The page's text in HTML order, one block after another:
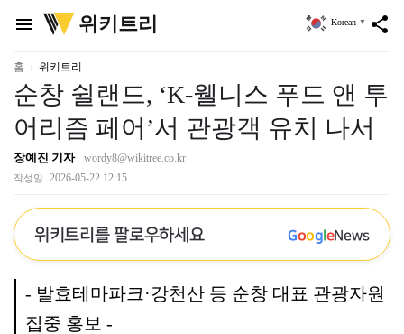
menu
위
키
리
위키트리 share
Korean ▼
홈 위키트리
순창 쉴랜드, ‘K-웰니스 푸드 앤 투
어리즘 페어’서 관광객 유치 나서
장예진 기자 wordy8@wikitree.co.kr
작성일 2026-05-22 12:15
위키트리를 팔로우하세요 GoogleNews
- 발효테마파크·강천산 등 순창 대표 관광자원
집중 홍보 -